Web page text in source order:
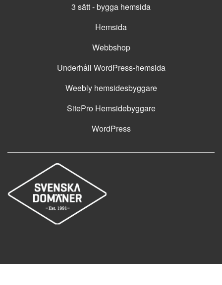
3 sätt - bygga hemsida
Hemsida
Webbshop
Underhåll WordPress-hemsida
Weebly hemsidesbyggare
SitePro Hemsidebyggare
WordPress